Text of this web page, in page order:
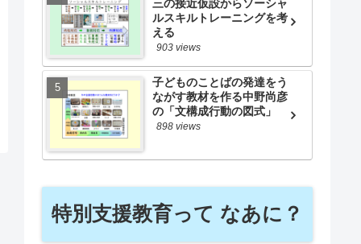
三の接近仮設からソーシャ
ルスキルトレーニングを考
える
903 views
子どものことばの発達をう
ながす教材を作る中野尚彦
の「文構成行動の図式」
898 views
特別支援教育って なあに？